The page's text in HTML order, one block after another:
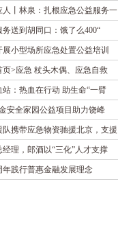
人丨林泉：扎根应急公益服务一
送到胡同口：饿了么400“
小型场所应急处置公益培训
页>应急 杖头木偶、应急自救
：热血在行动 助生命“一臂
安全家园公益项目助力饶峰
队携带应急物资驰援北京，支援
理，郎酒以“三化”人才支撑
年践行普惠金融发展理念